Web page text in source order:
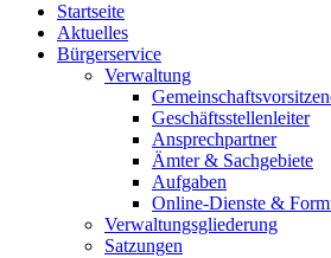
Startseite
Aktuelles
Bürgerservice
Verwaltung
Geschäftsstellenleiter
Ansprechpartner
Ämter & Sachgebiete
Aufgaben
Online-Dienste &
Verwaltungsgliederung
Satzungen